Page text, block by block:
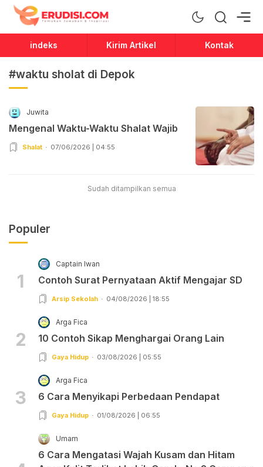
Erudisi
Temukan Jawaban dan Inspirasi
indeks Kirim Artikel Kontak
#waktu sholat di Depok
Juwita
Mengenal Waktu-Waktu Shalat Wajib
Shalat 07/06/2026 | 04:55
Sudah ditampilkan semua
Populer
1
Captain Iwan
Contoh Surat Pernyataan Aktif Mengajar SD
Arsip Sekolah 04/08/2026 | 18:55
2
Arga Fica
10 Contoh Sikap Menghargai Orang Lain
Gaya Hidup 03/08/2026 | 05:55
3
Arga Fica
6 Cara Menyikapi Perbedaan Pendapat
Gaya Hidup 01/08/2026 | 06:55
Umam
6 Cara Mengatasi Wajah Kusam dan Hitam